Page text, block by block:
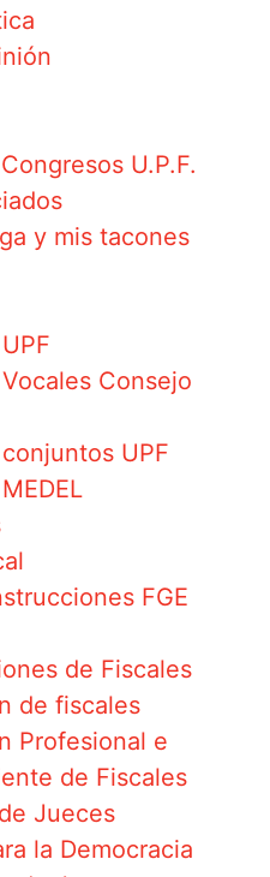
U.P.F.
y mis tacones
Consejo
UPF
FGE
de Fiscales
de fiscales
Profesional e
de Fiscales
Jueces
la Democracia